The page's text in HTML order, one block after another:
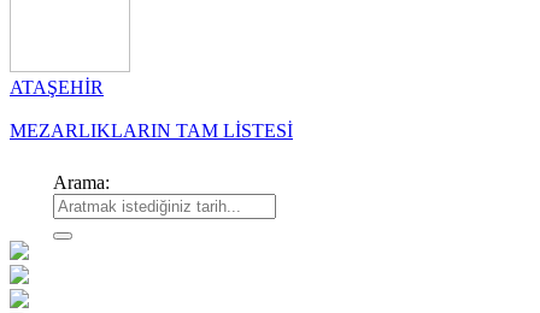
ATAŞEHİR
MEZARLIKLARIN TAM LİSTESİ
Arama: